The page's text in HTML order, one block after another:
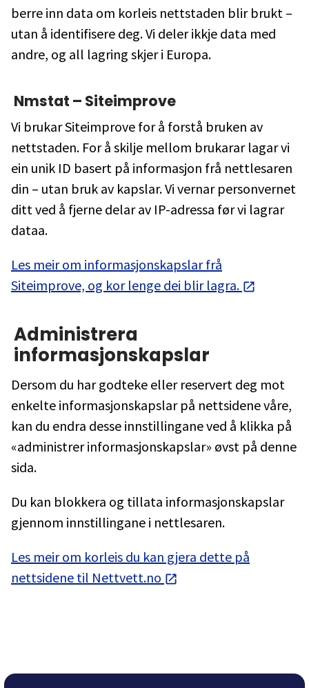
berre inn data om korleis nettstaden blir brukt –
utan å identifisere deg. Vi deler ikkje data med
andre, og all lagring skjer i Europa.
Nmstat – Siteimprove
Vi brukar Siteimprove for å forstå bruken av
nettstaden. For å skilje mellom brukarar lagar vi
ein unik ID basert på informasjon frå nettlesaren
din – utan bruk av kapslar. Vi vernar personvernet
ditt ved å fjerne delar av IP-adressa før vi lagrar
dataa.
Les meir om informasjonskapslar frå
Siteimprove, og kor lenge dei blir lagra.
Administrera
informasjonskapslar
Dersom du har godteke eller reservert deg mot
enkelte informasjonskapslar på nettsidene våre,
kan du endra desse innstillingane ved å klikka på
«administrer informasjonskapslar» øvst på denne
sida.
Du kan blokkera og tillata informasjonskapslar
gjennom innstillingane i nettlesaren.
Les meir om korleis du kan gjera dette på
nettsidene til Nettvett.no